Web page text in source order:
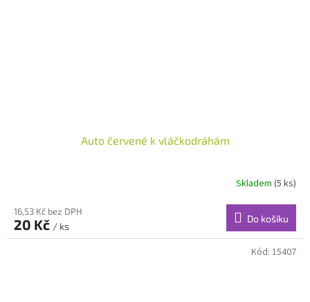
Auto červené k vláčkodráhám
Skladem (5 ks)
16,53 Kč bez DPH
20 Kč / ks
Do košíku
Kód: 15407